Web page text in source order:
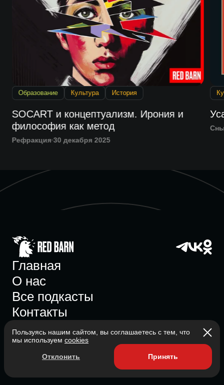
Образование Культура История
SOCART и концептуализм. Ирония и
философия как метод
Рефракция 30 декабря 2025
Главная
О нас
Все подкасты
Контакты
Состоит в ассоциации с 2023
Пользуясь нашим сайтом, вы соглашаетесь с тем, что
мы используем cookies
Отклонить Принять